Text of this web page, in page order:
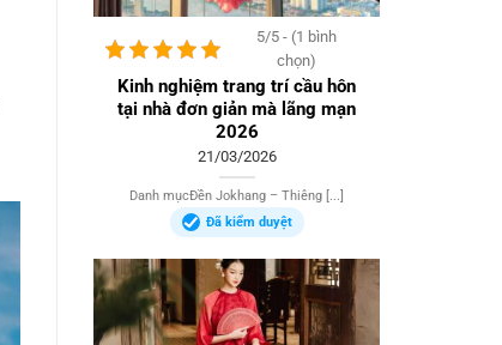
5/5 - (1 bình
chọn)
Kinh nghiệm trang trí cầu hôn
tại nhà đơn giản mà lãng mạn
2026
21/03/2026
Danh mụcĐền Jokhang – Thiêng [...]
Đã kiểm duyệt